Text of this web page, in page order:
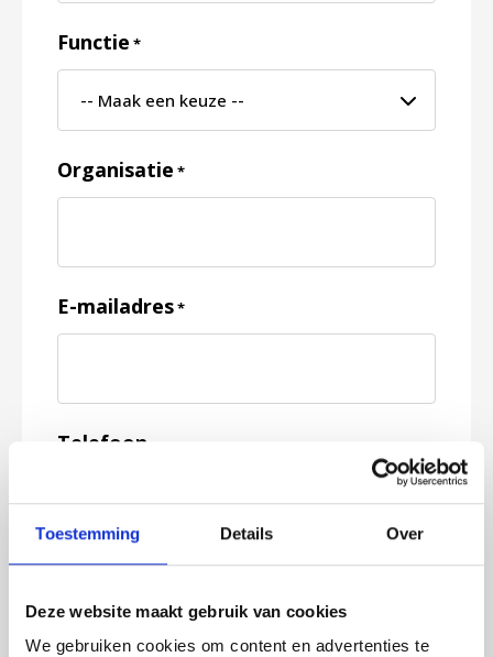
Toestemming Details Over
Deze website maakt gebruik van cookies
We gebruiken cookies om content en advertenties te
Functie *
Organisatie *
E-mailadres*
Telefoon